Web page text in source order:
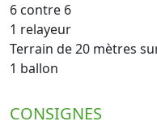
6 contre 6
1 relayeur
Terrain de 20 mètres
1 ballon
CONSIGNES